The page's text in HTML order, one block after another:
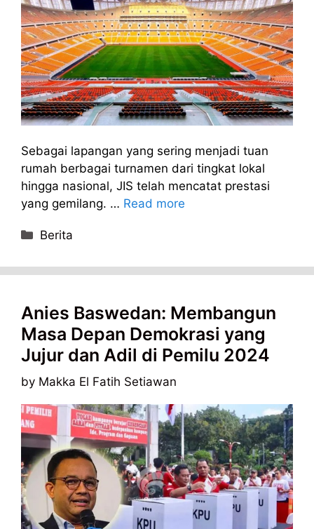
Sebagai lapangan yang sering menjadi tuan
rumah berbagai turnamen dari tingkat lokal
hingga nasional, JIS telah mencatat prestasi
yang gemilang. … Read more
Categories
Berita
Anies Baswedan: Membangun
Masa Depan Demokrasi yang
Jujur dan Adil di Pemilu 2024
by Makka El Fatih Setiawan